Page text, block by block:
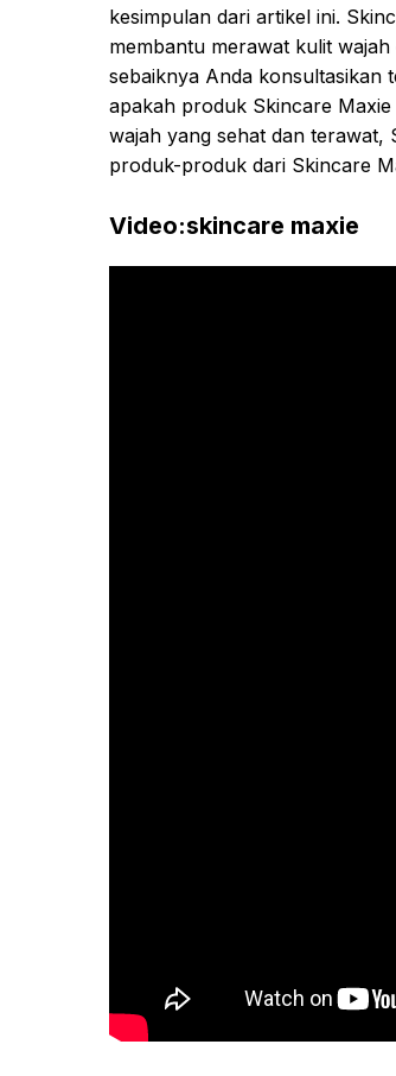
kesimpulan dari artikel ini.
membantu merawat kulit
sebaiknya Anda konsultasikan
apakah produk Skincare
wajah yang sehat dan terawat,
produk-produk dari Skincare
Video:skincare maxie